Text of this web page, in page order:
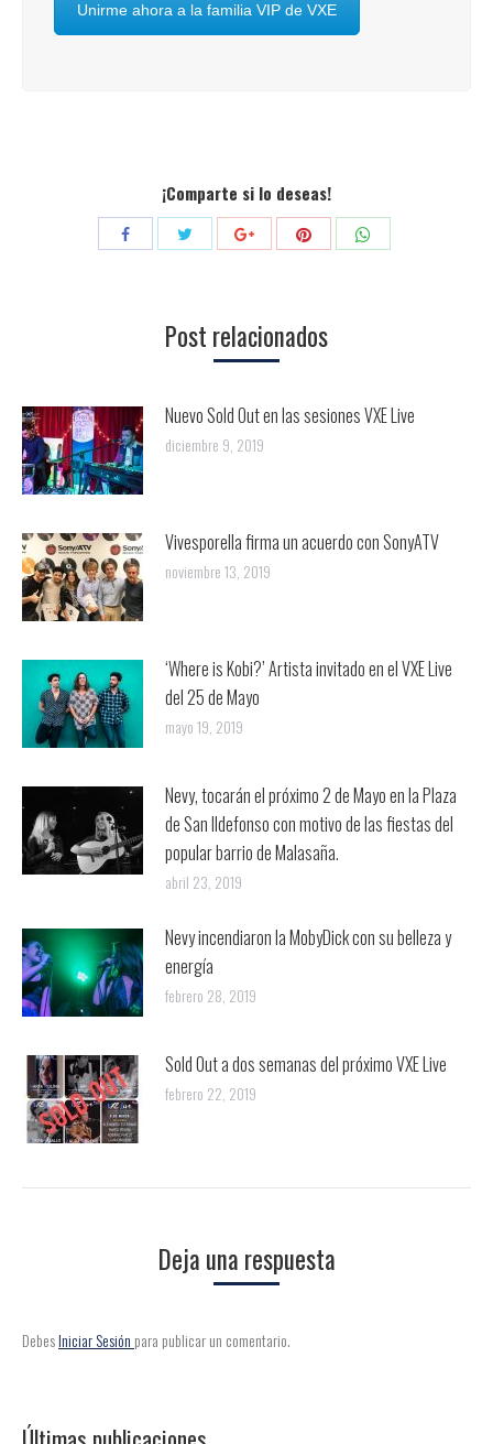
Unirme ahora a la familia VIP de VXE
¡Comparte si lo deseas!
Compartir CompartirCompartirCompartir
Post relacionados
Nuevo Sold Out en las sesiones VXE Live
diciembre 9, 2019
Vivesporella firma un acuerdo con SonyATV
noviembre 13, 2019
‘Where is Kobi?’ Artista invitado en el VXE Live
del 25 de Mayo
mayo 19, 2019
Nevy, tocarán el próximo 2 de Mayo en la Plaza
de San Ildefonso con motivo de las fiestas del
popular barrio de Malasaña.
abril 23, 2019
Nevy incendiaron la MobyDick con su belleza y
energía
febrero 28, 2019
Sold Out a dos semanas del próximo VXE Live
febrero 22, 2019
Deja una respuesta
DebesIniciar Sesión para publicar un comentario.